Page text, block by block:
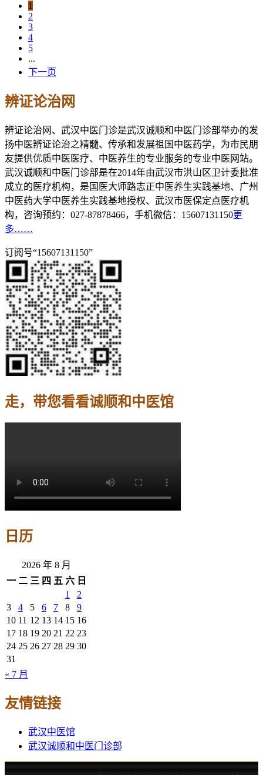
1
2
3
4
5
...
下一页
辨证论治网
辨证论治网、武汉中医门诊是武汉诚顺和中医门诊部举办的发
扬中医辨证论治之精髓、传承和发展祖国中医药学，为市民朋
友提供优质中医医疗、中医养生的专业服务的专业中医网站。
武汉诚顺和中医门诊部是在2014年由武汉市洪山区卫计委批准
成立的医疗机构，是国医大师路志正中医养生实践基地、广州
中医药大学中医养生实践基地授权、武汉市医保定点医疗机
构，咨询预约：027-87878466，手机微信：15607131150更
多……
订阅号“15607131150”
走，带您看看诚顺和中医馆
日历
2026 年 8 月
一 二 三 四 五 六 日
1
2
3
4 5 6 7 8
9
10 11 12 13 14 15 16
17 18 19 20 21 22 23
24 25 26 27 28 29 30
31
« 7 月
友情链接
武汉中医馆
武汉诚顺和中医门诊部